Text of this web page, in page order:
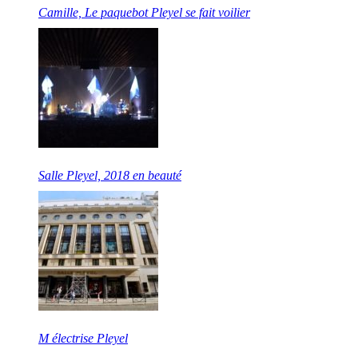
Camille, Le paquebot Pleyel se fait voilier
Salle Pleyel, 2018 en beauté
M électrise Pleyel